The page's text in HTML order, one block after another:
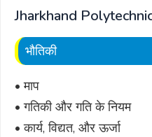
Jharkhand
भौतिकी
• माप
• गतिकी और गति के नियम
• कार्य, विद्यत, और ऊर्जा